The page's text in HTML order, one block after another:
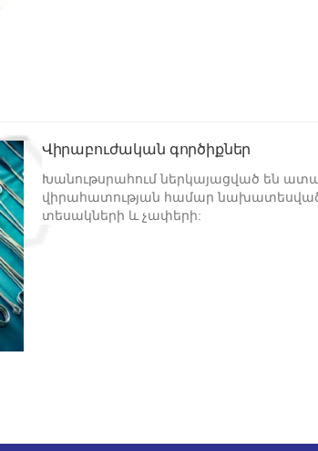
Վիրաբուժական գործիքներ
Խանութսրահում ներկայացված են
վիրահատության համար
տեսակների և չափերի: